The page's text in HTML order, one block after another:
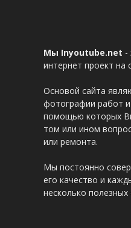
Мы Inyoutube.net -
интернет проект на
Основой сайта
фотографии работ
помощью которых
том или ином
или ремонта.
Мы постоянно
его качество и
несколько полезных